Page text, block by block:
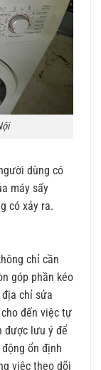
dùng có
máy sấy
có xảy ra.
chỉ cần
góp phần kéo
chỉ sửa
đến việc tự
được lưu ý để
ổn định
việc theo dõi